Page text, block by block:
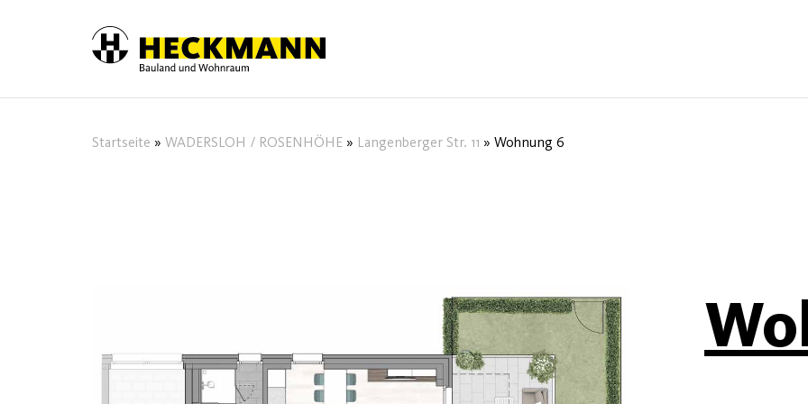
Skip to content
Startseite » WADERSLOH / ROSENHÖHE » Langenberger Str. 11 » Wohnung 6